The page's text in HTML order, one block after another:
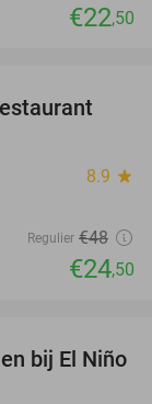
€22,50
49%
8.9 star
Regulier €48
€24,50
51%
bij El Niño